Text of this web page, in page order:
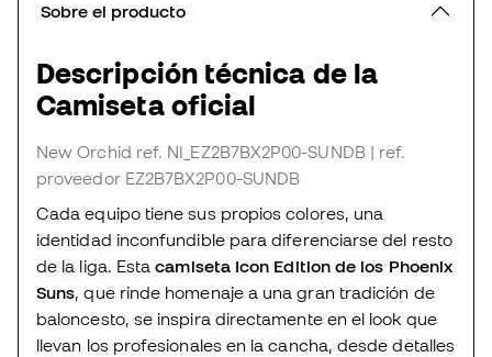
Sobre el producto
Descripción técnica de la
Camiseta oficial
New Orchid ref. NI_EZ2B7BX2P00-SUNDB | ref.
proveedor EZ2B7BX2P00-SUNDB
Cada equipo tiene sus propios colores, una
identidad inconfundible para diferenciarse del resto
de la liga. Estacamiseta Icon Edition de los Phoenix
Suns, que rinde homenaje a una gran tradición de
baloncesto, se inspira directamente en el look que
llevan los profesionales en la cancha, desde detalles